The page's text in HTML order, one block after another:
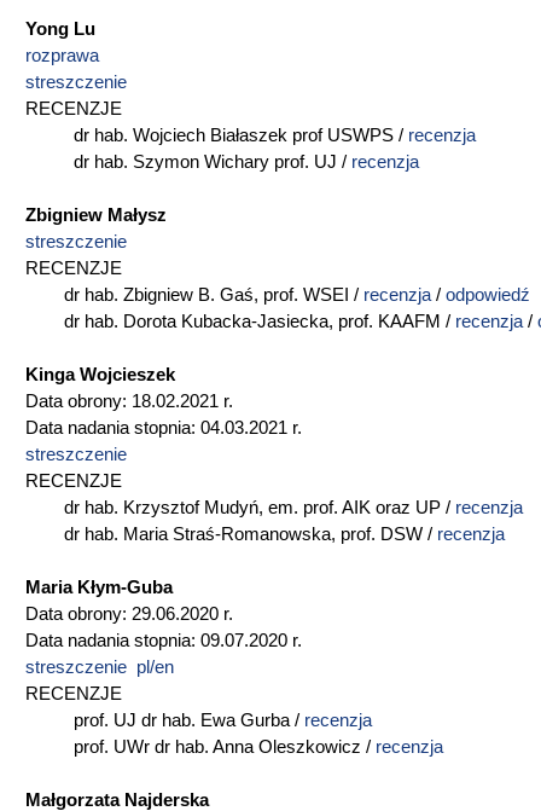
Yong Lu
rozprawa
streszczenie
RECENZJE
dr hab. Wojciech Białaszek prof USWPS / recenzja
dr hab. Szymon Wichary prof. UJ / recenzja
Zbigniew Małysz
streszczenie
RECENZJE
dr hab. Zbigniew B. Gaś, prof. WSEI / recenzja / odpowiedź
dr hab. Dorota Kubacka-Jasiecka, prof. KAAFM / recenzja /
Kinga Wojcieszek
Data obrony: 18.02.2021 r.
Data nadania stopnia: 04.03.2021 r.
streszczenie
RECENZJE
dr hab. Krzysztof Mudyń, em. prof. AIK oraz UP / recenzja
dr hab. Maria Straś-Romanowska, prof. DSW / recenzja
Maria Kłym-Guba
Data obrony: 29.06.2020 r.
Data nadania stopnia: 09.07.2020 r.
streszczenie pl/en
RECENZJE
prof. UJ dr hab. Ewa Gurba / recenzja
prof. UWr dr hab. Anna Oleszkowicz / recenzja
Małgorzata Najderska